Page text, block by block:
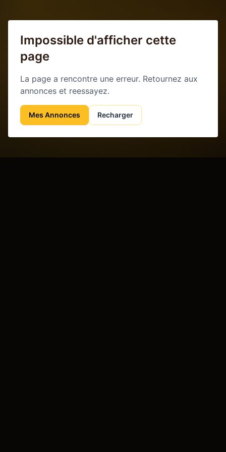
Impossible d'afficher cette
page
La page a rencontre une erreur. Retournez aux
annonces et reessayez.
Mes Annonces Recharger